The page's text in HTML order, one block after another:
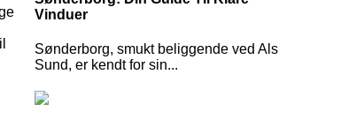
Vinduer
Sønderborg, smukt beliggende ved Als
Sund, er kendt for sin...